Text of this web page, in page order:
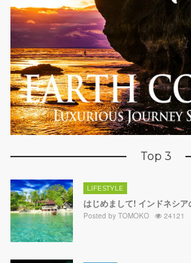
Top 3
LIFESTYLE
はじめまして! インドネシ
Posted by TOMOKO 24121